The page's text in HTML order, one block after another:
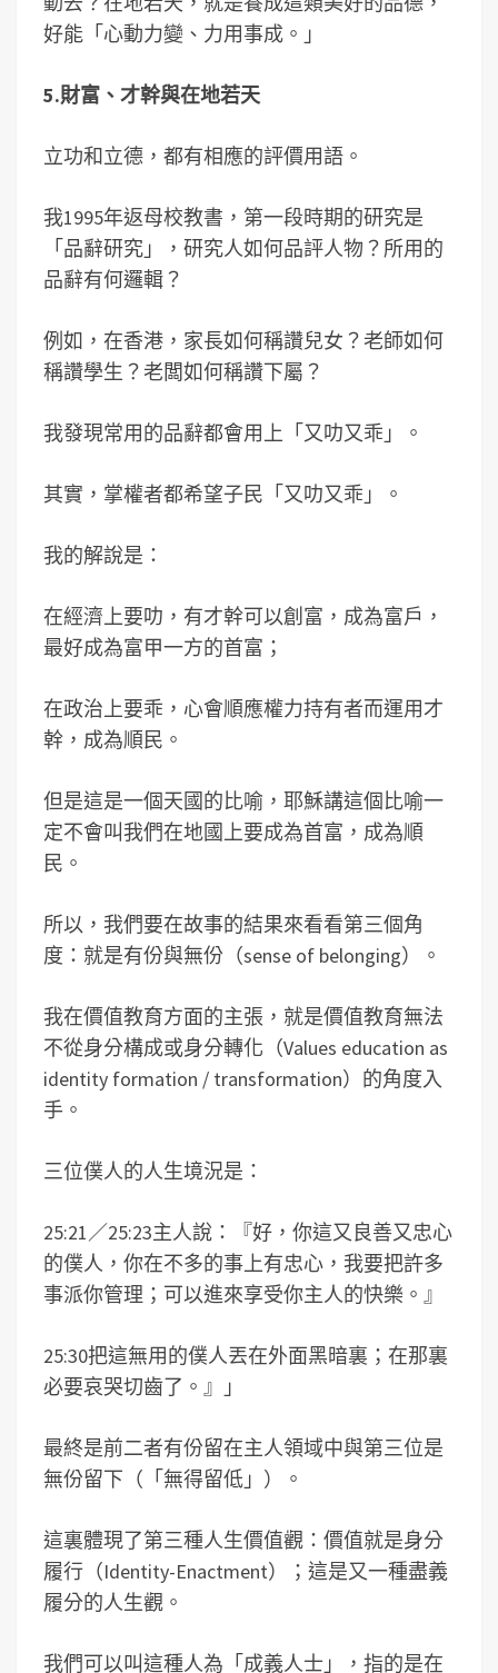
好能「心動力變、力用事成。」
5.財富 、才幹與在地若天
立功和立德，都有相應的評價用語。
我1995年返母校教書，第一段時期的研究是
「品辭研究」，研究人如何品評人物？所用的
品辭有何邏輯？
例如，在香港，家長如何稱讚兒女？老師如何
稱讚學生？老闆如何稱讚下屬？
我發現常用的品辭都會用上「又叻又乖」。
其實，掌權者都希望子民「又叻又乖」。
我的解說是：
在經濟上要叻，有才幹可以創富，成為富戶，
最好成為富甲一方的首富；
在政治上要乖，心會順應權力持有者而運用才
幹，成為順民。
但是這是一個天國的比喻，耶穌講這個比喻一
定不會叫我們在地國上要成為首富，成為順
民。
所以，我們要在故事的結果來看看第三個角
度：就是有份與無份（sense of belonging）。
我在價值教育方面的主張，就是價值教育無法
不從身分構成或身分轉化（Values education as
identity formation / transformation）的角度入
手。
三位僕人的人生境況是：
25:21／25:23主人說：『好，你這又良善又忠心
的僕人，你在不多的事上有忠心，我要把許多
事派你管理；可以進來享受你主人的快樂。』
25:30把這無用的僕人丟在外面黑暗裏；在那裏
必要哀哭切齒了。』」
最終是前二者有份留在主人領域中與第三位是
無份留下（「無得留低」）。
這裏體現了第三種人生價值觀：價值就是身分
履行（Identity-Enactment）；這是又一種盡義
履分的人生觀。
我們可以叫這種人為「成義人士」，指的是在